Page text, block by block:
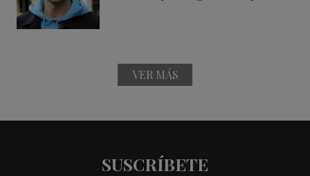
VER MÁS
SUSCRÍBETE